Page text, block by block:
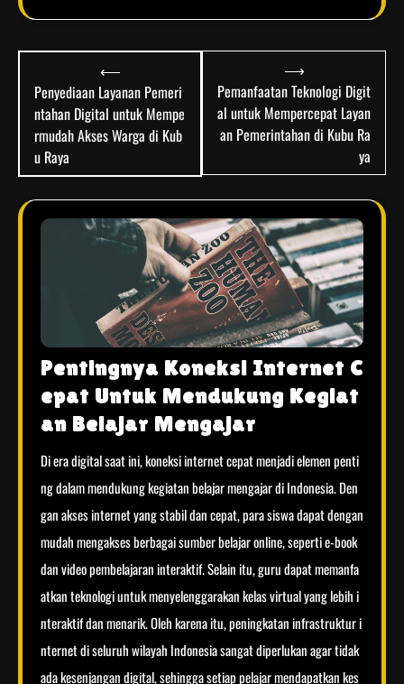
navigation
⟵
Penyediaan Layanan Pemeri
ntahan Digital untuk Mempe
rmudah Akses Warga di Kub
u Raya
Pemanfaatan Teknologi Digit
al untuk Mempercepat Layan
an Pemerintahan di Kubu Ra
ya
⟶
Pentingnya Koneksi Internet C
epat Untuk Mendukung Kegiat
an Belajar Mengajar
Di era digital saat ini, koneksi internet cepat menjadi elemen penti
ng dalam mendukung kegiatan belajar mengajar di Indonesia. Den
gan akses internet yang stabil dan cepat, para siswa dapat dengan
mudah mengakses berbagai sumber belajar online, seperti e-book
dan video pembelajaran interaktif. Selain itu, guru dapat memanfa
atkan teknologi untuk menyelenggarakan kelas virtual yang lebih i
nteraktif dan menarik. Oleh karena itu, peningkatan infrastruktur i
nternet di seluruh wilayah Indonesia sangat diperlukan agar tidak
ada kesenjangan digital, sehingga setiap pelajar mendapatkan kes